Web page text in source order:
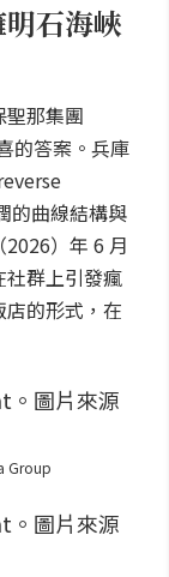
石海峽
那集團
的答案。兵庫
的曲線結構與
）年 6 月
社群上引發瘋
的形式，在
Group